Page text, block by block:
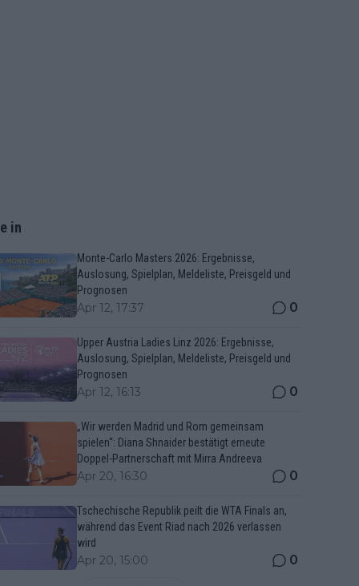
in
Monte-Carlo Masters 2026: Ergebnisse,
Auslosung, Spielplan, Meldeliste, Preisgeld und
Prognosen
Apr 12, 17:37 0
Upper Austria Ladies Linz 2026: Ergebnisse,
Auslosung, Spielplan, Meldeliste, Preisgeld und
Prognosen
Apr 12, 16:13 0
„Wir werden Madrid und Rom gemeinsam
spielen“: Diana Shnaider bestätigt erneute
Doppel-Partnerschaft mit Mirra Andreeva
Apr 20, 16:30 0
Tschechische Republik peilt die WTA Finals an,
während das Event Riad nach 2026 verlassen
wird
Apr 20, 15:00 0